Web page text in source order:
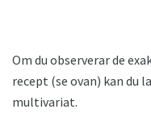
Om du observerar de
recept (se ovan) kan du
multivariat.